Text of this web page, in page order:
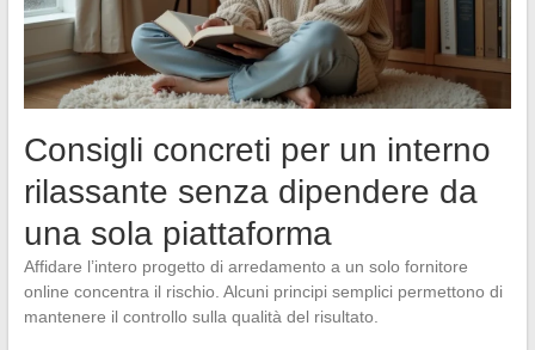
Consigli concreti per un interno
rilassante senza dipendere da
una sola piattaforma
Affidare l’intero progetto di arredamento a un solo fornitore
online concentra il rischio. Alcuni principi semplici permettono di
mantenere il controllo sulla qualità del risultato.